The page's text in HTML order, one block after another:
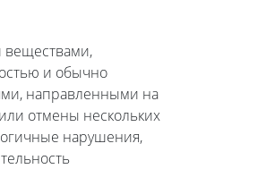
веществами,
и обычно
направленными на
отмены нескольких
нарушения,